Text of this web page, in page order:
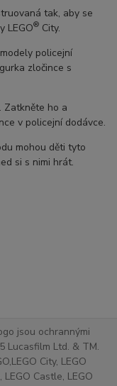
tak, aby se
LEGO® City.
policejní
zločince s
Zatkněte ho a
v policejní dodávce.
mohou děti tyto
si s nimi hrát.
jsou ochrannými
Lucasfilm Ltd. & TM.
City, LEGO
Castle, LEGO